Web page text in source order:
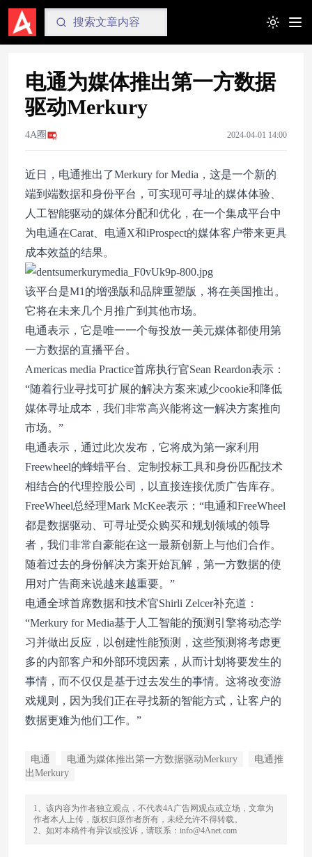
Toggle
电通为媒体推出第一方数据
驱动Merkury
4A圈 2024-04-01 14:00
近日，电通推出了Merkury for Media，这是一个新的
端到端数据和身份平台，可实现可寻址的媒体体验、
人工智能驱动的媒体分配和优化，在一个集成平台中
为电通在Carat、电通X和iProspect的媒体客户带来更具
成本效益的结果。
该平台是M1的增强版和品牌重塑版，将在美国推出。
它将在未来几个月推广到其他市场。
电通表示，它是唯一一个每投放一美元媒体都使用第
一方数据的直播平台。
Americas media Practice首席执行官Sean Reardon表示：
“随着行业寻找可扩展的解决方案来减少cookie和降低
媒体寻址成本，我们非常高兴能将这一解决方案推向
市场。”
电通表示，通过此次发布，它将成为第一家利用
Freewheel的蜂蜡平台、定制投标工具和身份匹配技术
相结合的代理控股公司，以直接连接优质广告库存。
FreeWheel总经理Mark McKee表示：“电通和FreeWheel
都是数据驱动、可寻址受众购买和规划领域的领导
者，我们非常自豪能在这一最新创新上与他们合作。
随着过去的身份解决方案开始瓦解，第一方数据的使
用对广告商来说越来越重要。”
电通全球首席数据和技术官Shirli Zelcer补充道：
“Merkury for Media基于人工智能的预测引擎将动态学
习并做出反应，以创建性能预测，这些预测将考虑更
多的内部客户和外部环境因素，从而计划将要发生的
事情，而不仅仅是基于过去发生的事情。这将改变游
戏规则，因为我们正在寻找新的智能方式，让客户的
数据更难为他们工作。”
电通 电通为媒体推出第一方数据驱动Merkury
电通推
出Merkury
1、该内容为作者独立观点，不代表4A广告网观点或立场，文章为
作者本人上传，版权归原作者所有，未经允许不得转载。
2、如对本稿件有异议或投诉，请联系：info@4Anet.com